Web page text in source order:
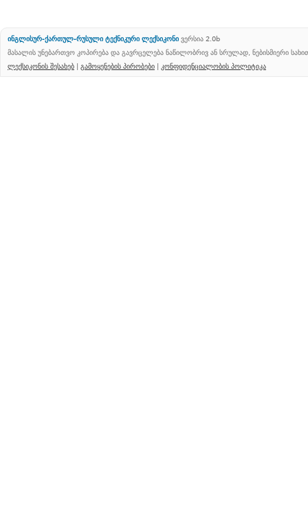
ინგლისურ-ქართულ-რუსული ტექნიკური ლექსიკონი ვერსია 2.0b
მასალის უნებართვო კოპირება და გავრცელება ნაწილობრივ ან სრულად, ნებისმიერი
ლექსიკონის შესახებ | გამოყენების პირობები | კონფიდენციალობის პოლიტიკა